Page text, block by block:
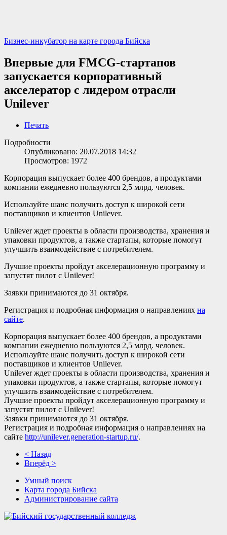
Бизнес-инкубатор на карте города Бийска
Впервые для FMCG-стартапов
запускается корпоративный
акселератор с лидером отрасли
Unilever
Печать
Подробности
Опубликовано: 20.07.2018 14:32
Просмотров: 1972
Корпорация выпускает более 400 брендов, а продуктами
компании ежедневно пользуются 2,5 млрд. человек.
Используйте шанс получить доступ к широкой сети
поставщиков и клиентов Unilever.
Unilever ждет проекты в области производства, хранения и
упаковки продуктов, а также стартапы, которые помогут
улучшить взаимодействие с потребителем.
Лучшие проекты пройдут акселерационную программу и
запустят пилот с Unilever!
Заявки принимаются до 31 октября.
Регистрация и подробная информация о направлениях на
сайте.
Корпорация выпускает более 400 брендов, а продуктами
компании ежедневно пользуются 2,5 млрд. человек.
Используйте шанс получить доступ к широкой сети
поставщиков и клиентов Unilever.
Unilever ждет проекты в области производства, хранения и
упаковки продуктов, а также стартапы, которые помогут
улучшить взаимодействие с потребителем.
Лучшие проекты пройдут акселерационную программу и
запустят пилот с Unilever!
Заявки принимаются до 31 октября.
Регистрация и подробная информация о направлениях на
сайте http://unilever.generation-startup.ru/.
< Назад
Вперёд >
Умный поиск
Карта города Бийска
Администрирование сайта